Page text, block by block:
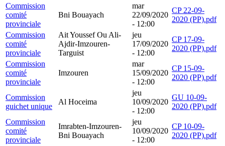
Commission
comité
provinciale
Bni Bouayach
mar
22/09/2020
- 12:00
CP 22-09-
2020 (PP).pdf
Commission
comité
provinciale
Ait Youssef Ou Ali-
Ajdir-Imzouren-
Targuist
jeu
17/09/2020
- 12:00
CP 17-09-
2020 (PP).pdf
Commission
comité
provinciale
Imzouren
mar
15/09/2020
- 12:00
CP 15-09-
2020 (PP).pdf
Commission
guichet unique
Al Hoceima
jeu
10/09/2020
- 12:00
GU 10-09-
2020 (PP).pdf
Commission
comité
provinciale
Imrabten-Imzouren-
Bni Bouayach
jeu
10/09/2020
- 12:00
CP 10-09-
2020 (PP).pdf